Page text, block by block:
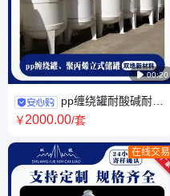
 00:20
pp缠绕罐耐酸碱耐腐
蚀塑料储水罐 定制加工聚丙烯
￥2000.00/套
在线交易